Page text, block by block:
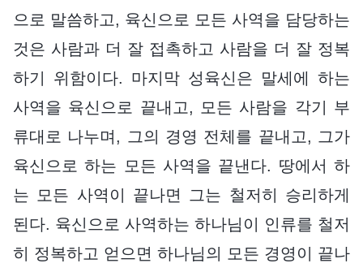
으로 말씀하고, 육신으로 모든 사역을 담당하는
것은 사람과 더 잘 접촉하고 사람을 더 잘 정복
하기 위함이다. 마지막 성육신은 말세에 하는
사역을 육신으로 끝내고, 모든 사람을 각기 부
류대로 나누며, 그의 경영 전체를 끝내고, 그가
육신으로 하는 모든 사역을 끝낸다. 땅에서 하
는 모든 사역이 끝나면 그는 철저히 승리하게
된다. 육신으로 사역하는 하나님이 인류를 철저
히 정복하고 얻으면 하나님의 모든 경영이 끝나